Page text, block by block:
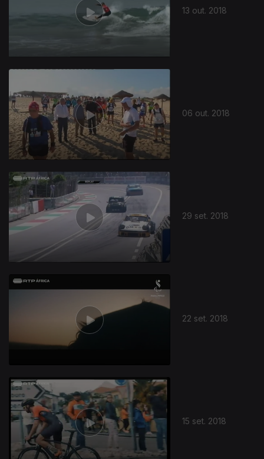
13 out. 2018
06 out. 2018
29 set. 2018
367124
22 set. 2018
15 set. 2018